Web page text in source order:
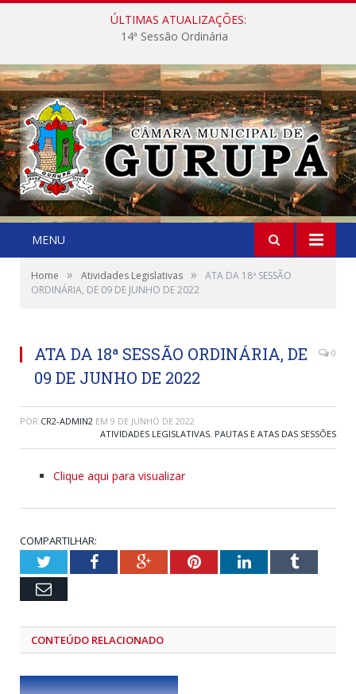
ÚLTIMAS ATUALIZAÇÕES:
14ª Sessão Ordinária
MENU
Home » Atividades Legislativas »
ATA DA 18ª SESSÃO
ORDINÁRIA, DE 09 DE JUNHO DE 2022
ATA DA 18ª SESSÃO ORDINÁRIA, DE
09 DE JUNHO DE 2022
0
POR CR2-ADMIN2 EM 9 DE JUNHO DE 2022
ATIVIDADES LEGISLATIVAS, PAUTAS E ATAS DAS SESSÕES
Clique aqui para visualizar
COMPARTILHAR:
TwitterFacebookGoogle+PinterestLinkedInTumblr
Email
CONTEÚDO RELACIONADO